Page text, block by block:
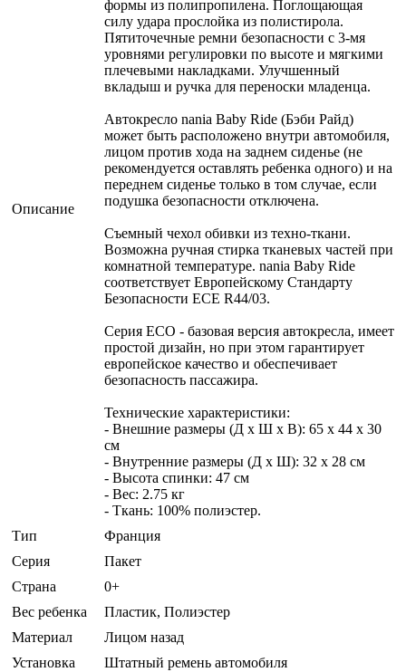
Описание
формы из полипропилена. Поглощающая
силу удара прослойка из полистирола.
Пятиточечные ремни безопасности с 3-мя
уровнями регулировки по высоте и мягкими
плечевыми накладками. Улучшенный
вкладыш и ручка для переноски младенца.
Автокресло nania Baby Ride (Бэби Райд)
может быть расположено внутри автомобиля,
лицом против хода на заднем сиденье (не
рекомендуется оставлять ребенка одного) и на
переднем сиденье только в том случае, если
подушка безопасности отключена.
Съемный чехол обивки из техно-ткани.
Возможна ручная стирка тканевых частей при
комнатной температуре. nania Baby Ride
соответствует Европейскому Стандарту
Безопасности ECE R44/03.
Серия ECO - базовая версия автокресла, имеет
простой дизайн, но при этом гарантирует
европейское качество и обеспечивает
безопасность пассажира.
Технические характеристики:
- Внешние размеры (Д х Ш х В): 65 х 44 х 30
см
- Внутренние размеры (Д х Ш): 32 х 28 см
- Высота спинки: 47 см
- Вес: 2.75 кг
- Ткань: 100% полиэстер.
Тип
Франция
Серия
Пакет
Страна
0+
Вес ребенка
Пластик, Полиэстер
Материал
Лицом назад
Установка
Штатный ремень автомобиля